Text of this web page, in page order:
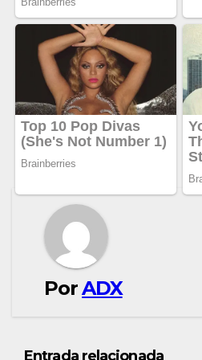
PorADX
Entrada relacionada